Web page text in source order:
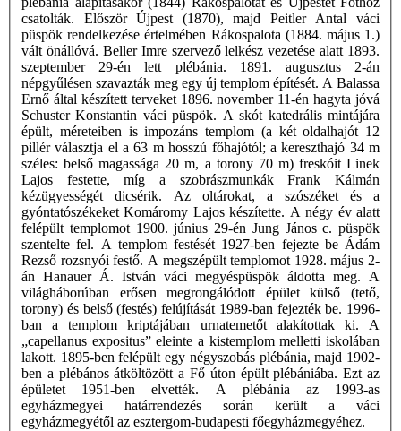
csatolták. Először Újpest (1870), majd Peitler Antal váci
püspök rendelkezése értelmében Rákospalota (1884. május 1.)
vált önállóvá. Beller Imre szervező lelkész vezetése alatt 1893.
szeptember 29-én lett plébánia. 1891. augusztus 2-án
népgyűlésen szavazták meg egy új templom építését. A Balassa
Ernő által készített terveket 1896. november 11-én hagyta jóvá
Schuster Konstantin váci püspök. A skót katedrális mintájára
épült, méreteiben is impozáns templom (a két oldalhajót 12
pillér választja el a 63 m hosszú főhajótól; a kereszthajó 34 m
széles: belső magassága 20 m, a torony 70 m) freskóit Linek
Lajos festette, míg a szobrászmunkák Frank Kálmán
kézügyességét dicsérik. Az oltárokat, a szószéket és a
gyóntatószékeket Komáromy Lajos készítette. A négy év alatt
felépült templomot 1900. június 29-én Jung János c. püspök
szentelte fel. A templom festését 1927-ben fejezte be Ádám
Rezső rozsnyói festő. A megszépült templomot 1928. május 2-
án Hanauer Á. István váci megyéspüspök áldotta meg. A
világháborúban erősen megrongálódott épület külső (tető,
torony) és belső (festés) felújítását 1989-ban fejezték be. 1996-
ban a templom kriptájában urnatemetőt alakítottak ki. A
„capellanus expositus” eleinte a kistemplom melletti iskolában
lakott. 1895-ben felépült egy négyszobás plébánia, majd 1902-
ben a plébános átköltözött a Fő úton épült plébániába. Ezt az
épületet 1951-ben elvették. A plébánia az 1993-as
egyházmegyei határrendezés során került a váci
egyházmegyétől az esztergom-budapesti főegyházmegyéhez.